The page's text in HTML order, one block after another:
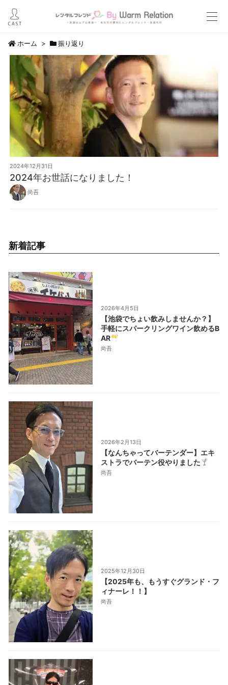
ホーム > 振り返り
2024年12月31日
2024年お世話になりました！
尚吾
新着記事
2026年4月5日
【池袋でちょい飲みしませんか？】
手軽にスパークリングワイン飲めるB
AR
尚吾
2026年2月13日
【なんちゃってバーテンダー】エキ
ストラでバーテン役やりました
尚吾
2025年12月30日
【2025年も、もうすぐグランド・フ
ィナーレ！！】
尚吾